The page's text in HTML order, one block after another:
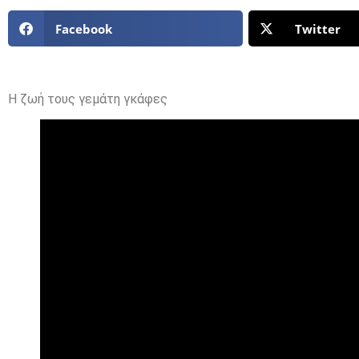
Facebook Twitter
Η ζωή τους γεμάτη γκάφες